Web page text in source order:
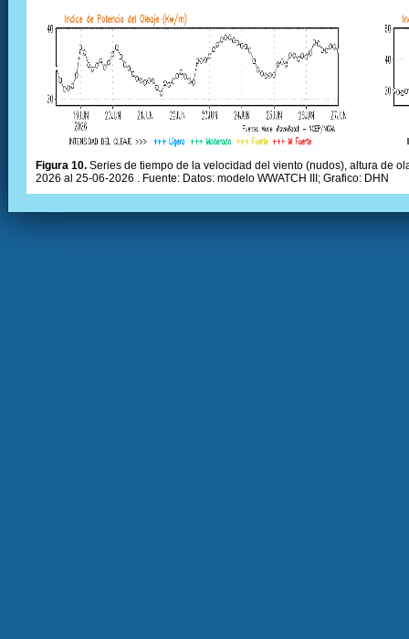
Figura 10. Series de tiempo de la velocidad del viento (nudos), altura de
2026 al 25-06-2026 . Fuente: Datos: modelo WWATCH III; Grafico: DHN